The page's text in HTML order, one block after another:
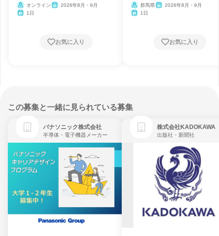
オンライン
2026年8月・9月
1日
お気に入り
群馬県
2026年8月・9月
1日
お気に入り
この募集と一緒に見られている募集
パナソニック株式会社
半導体・電子機器メーカー
株式会社KADOKAWA
出版社・新聞社